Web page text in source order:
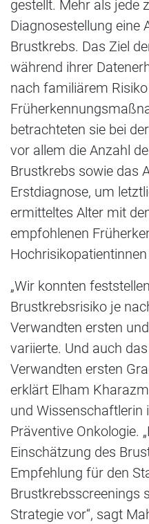
gestellt. Mehr als jede
Diagnosestellung eine
Brustkrebs. Das Ziel
während ihrer
nach familiärem
betrachteten sie bei
vor allem die Anzahl
Brustkrebs sowie das
Erstdiagnose, um
ermitteltes Alter mit
empfohlenen
„Wir konnten
Brustkrebsrisiko je
Verwandten ersten
variierte. Und auch
Verwandten ersten
erklärt Elham
und Wissenschaftlerin
Präventive Onkologie.
Einschätzung des
Empfehlung für den
Brustkrebsscreenings
Strategie vor“, sagt